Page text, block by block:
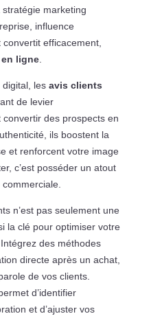
stratégie marketing
influence
efficacement,
ligne.
les avis clients
de levier
des prospects en
ils boostent la
et renforcent votre image
c’est posséder un atout
n’est pas seulement une
la clé pour optimiser votre
des méthodes
directe après un achat,
de vos clients.
d’identifier
et d’ajuster vos